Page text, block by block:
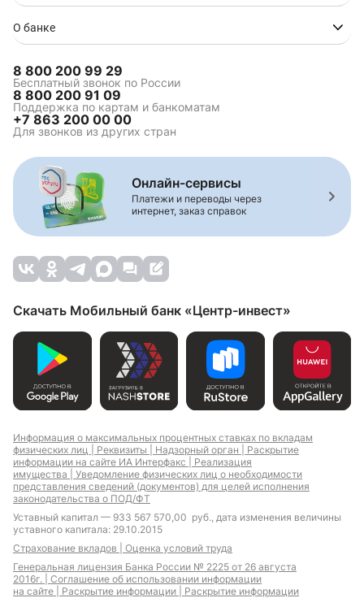
О банке
8 800 200 99 29
Бесплатный звонок по России
8 800 200 91 09
Поддержка по картам и банкоматам
+7 863 200 00 00
Для звонков из других стран
Онлайн-сервисы
Платежи и переводы через
интернет, заказ справок
Скачать Мобильный банк «Центр-инвест»
Информация о максимальных процентных ставках по вкладам
физических лиц | Реквизиты | Надзорный орган | Раскрытие
информации на сайте ИА Интерфакс | Реализация
имущества | Уведомление физических лиц о необходимости
представления сведений (документов) для целей исполнения
законодательства о ПОД/ФТ
Уставный капитал — 933 567 570,00 руб., дата изменения величины
уставного капитала: 29.10.2015
Страхование вкладов | Оценка условий труда
Генеральная лицензия Банка России № 2225 от 26 августа
2016г. | Соглашение об использовании информации
на сайте | Раскрытие информации | Раскрытие информации